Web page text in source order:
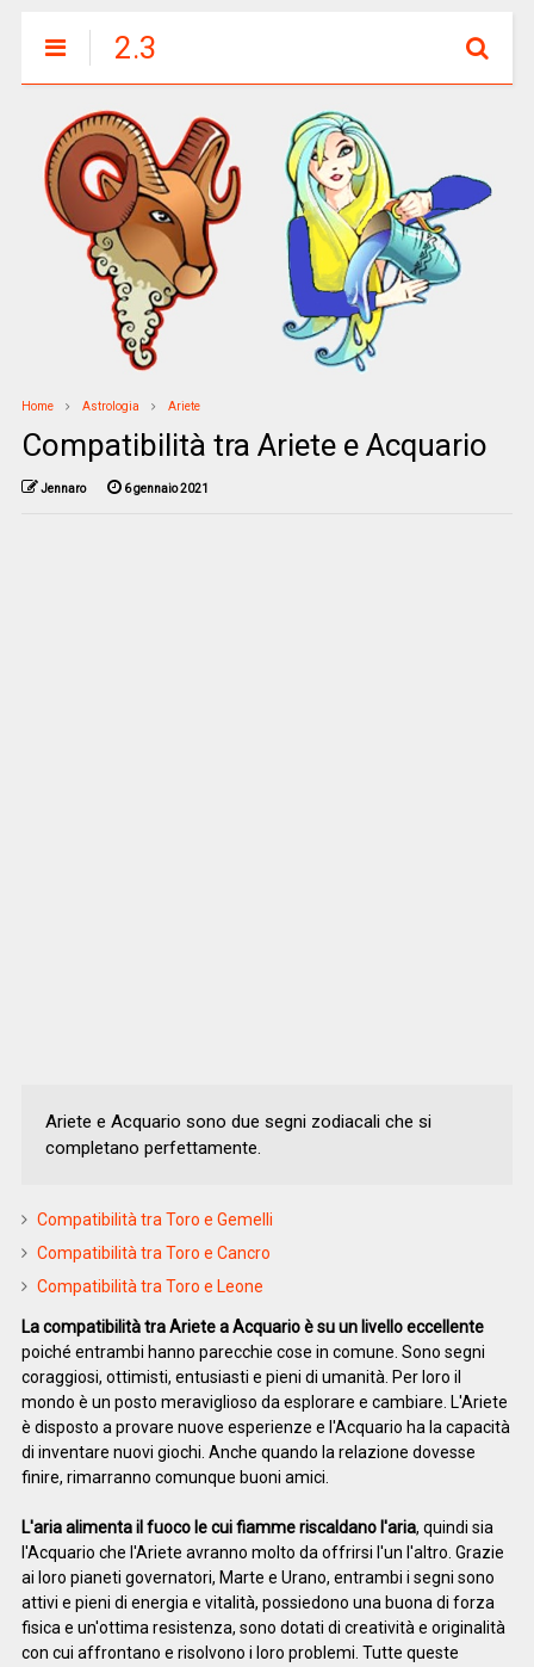
2.3
Home Astrologia Ariete
Compatibilità tra Ariete e Acquario
Jennaro 6 gennaio 2021
Ariete e Acquario sono due segni zodiacali che si
completano perfettamente.
Compatibilità tra Toro e Gemelli
Compatibilità tra Toro e Cancro
Compatibilità tra Toro e Leone
La compatibilità tra Ariete a Acquario è su un livello eccellente
poiché entrambi hanno parecchie cose in comune. Sono segni
coraggiosi, ottimisti, entusiasti e pieni di umanità. Per loro il
mondo è un posto meraviglioso da esplorare e cambiare. L'Ariete
è disposto a provare nuove esperienze e l'Acquario ha la capacità
di inventare nuovi giochi. Anche quando la relazione dovesse
finire, rimarranno comunque buoni amici.
L'aria alimenta il fuoco le cui fiamme riscaldano l'aria, quindi sia
l'Acquario che l'Ariete avranno molto da offrirsi l'un l'altro. Grazie
ai loro pianeti governatori, Marte e Urano, entrambi i segni sono
attivi e pieni di energia e vitalità, possiedono una buona di forza
fisica e un'ottima resistenza, sono dotati di creatività e originalità
con cui affrontano e risolvono i loro problemi. Tutte queste